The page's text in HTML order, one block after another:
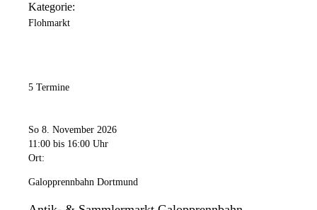
Kategorie:
Flohmarkt
5 Termine
So 8. November 2026
11:00 bis 16:00 Uhr
Ort:
Galopprennbahn Dortmund